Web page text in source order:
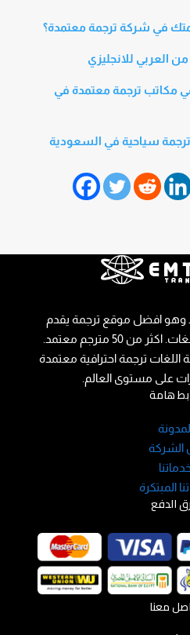
في شركة ترجمة معتمدة؟
العربي للانجليزي
مكاتب ترجمة معتمدة في
سياحية في السعودية
معنا
الدفع
هامة
الشركة
المبتكرة
وهو افضل موقع ترجمة يقدم
خدمة الترجمة الي جميع اللغات. اكثر من 50 مترجم معتمد.
عاما. ترجمة اللغات ترجمة احترافية معتمدة
على مستوى العالم.